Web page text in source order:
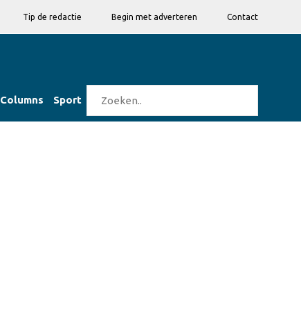
Tip de redactie Begin met adverteren Contact
Columns Sport